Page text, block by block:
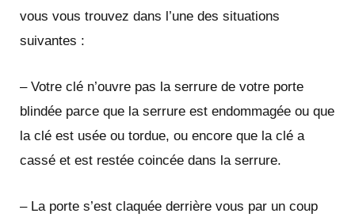
vous vous trouvez dans l’une des situations
suivantes :
– Votre clé n’ouvre pas la serrure de votre porte
blindée parce que la serrure est endommagée ou que
la clé est usée ou tordue, ou encore que la clé a
cassé et est restée coincée dans la serrure.
– La porte s’est claquée derrière vous par un coup